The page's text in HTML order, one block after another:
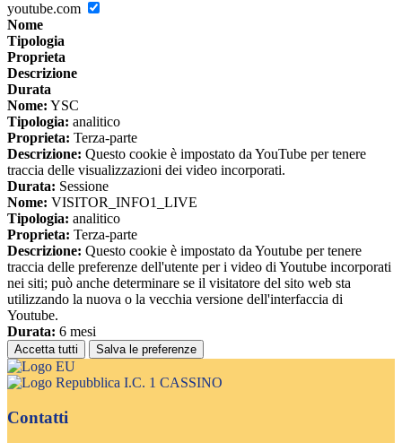
youtube.com
Nome
Tipologia
Proprieta
Descrizione
Durata
Nome: YSC
Tipologia: analitico
Proprieta: Terza-parte
Descrizione: Questo cookie è impostato da YouTube per tenere
traccia delle visualizzazioni dei video incorporati.
Durata: Sessione
Nome: VISITOR_INFO1_LIVE
Tipologia: analitico
Proprieta: Terza-parte
Descrizione: Questo cookie è impostato da Youtube per tenere
traccia delle preferenze dell'utente per i video di Youtube incorporati
nei siti; può anche determinare se il visitatore del sito web sta
utilizzando la nuova o la vecchia versione dell'interfaccia di
Youtube.
Durata: 6 mesi
Accetta tutti Salva le preferenze
I.C. 1 CASSINO
Contatti